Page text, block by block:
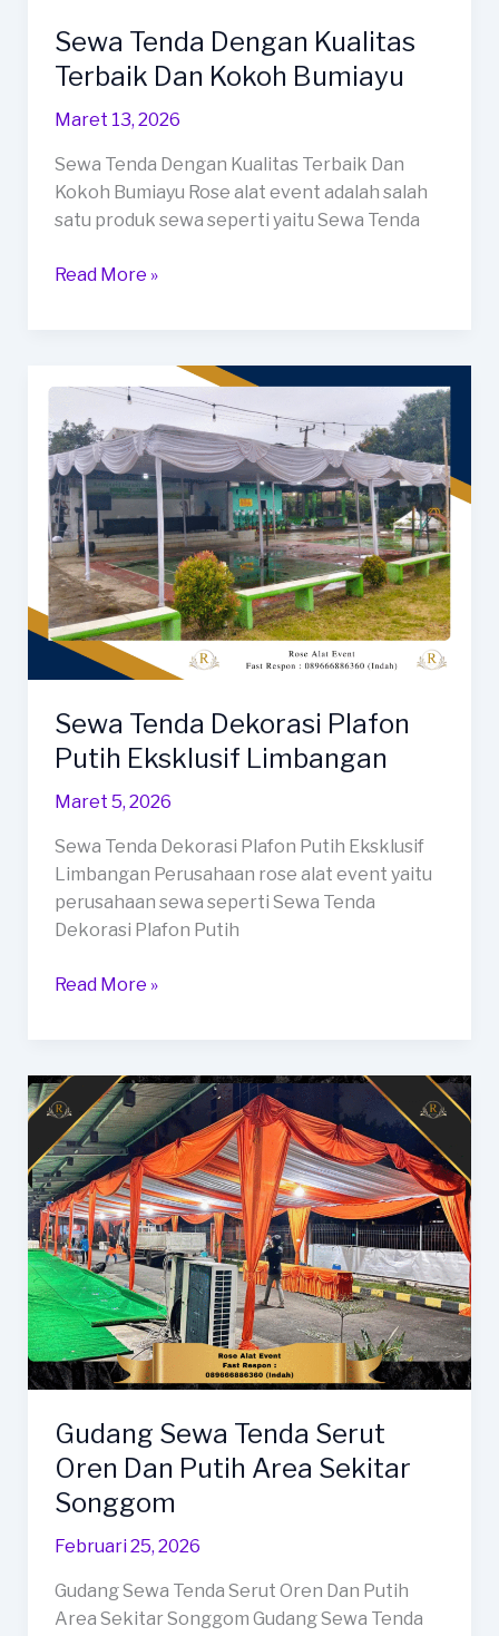
Sewa Tenda Dengan Kualitas
Terbaik Dan Kokoh Bumiayu
Maret 13, 2026
Sewa Tenda Dengan Kualitas Terbaik Dan
Kokoh Bumiayu Rose alat event adalah salah
satu produk sewa seperti yaitu Sewa Tenda
Sewa
Terbaik
Kokoh
Bumiayu
Read More »
Sewa Tenda Dekorasi Plafon
Putih Eksklusif Limbangan
Maret 5, 2026
Sewa Tenda Dekorasi Plafon Putih Eksklusif
Limbangan Perusahaan rose alat event yaitu
perusahaan sewa seperti Sewa Tenda
Dekorasi Plafon Putih
Sewa
Putih
Eksklusif
Limbangan
Read More »
Gudang Sewa Tenda Serut
Oren Dan Putih Area Sekitar
Songgom
Februari 25, 2026
Gudang Sewa Tenda Serut Oren Dan Putih
Area Sekitar Songgom Gudang Sewa Tenda